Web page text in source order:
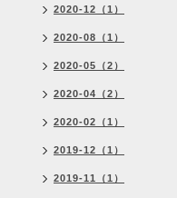
2020-12（1）
2020-08（1）
2020-05（2）
2020-04（2）
2020-02（1）
2019-12（1）
2019-11（1）